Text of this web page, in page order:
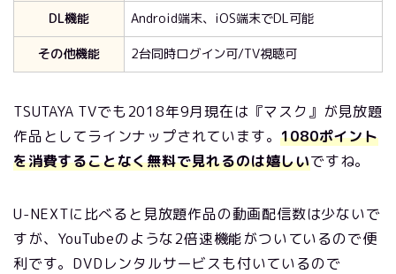
DL機能
Android端末、iOS端末でDL可能
その他機能
2台同時ログイン可/TV視聴可
TSUTAYA TVでも2018年9月現在は『マスク』が見放題
作品としてラインナップされています。1080ポイント
を消費することなく無料で見れるのは嬉しいですね。
U-NEXTに比べると見放題作品の動画配信数は少ないで
すが、YouTubeのような2倍速機能がついているので便
利です。DVDレンタルサービスも付いているので